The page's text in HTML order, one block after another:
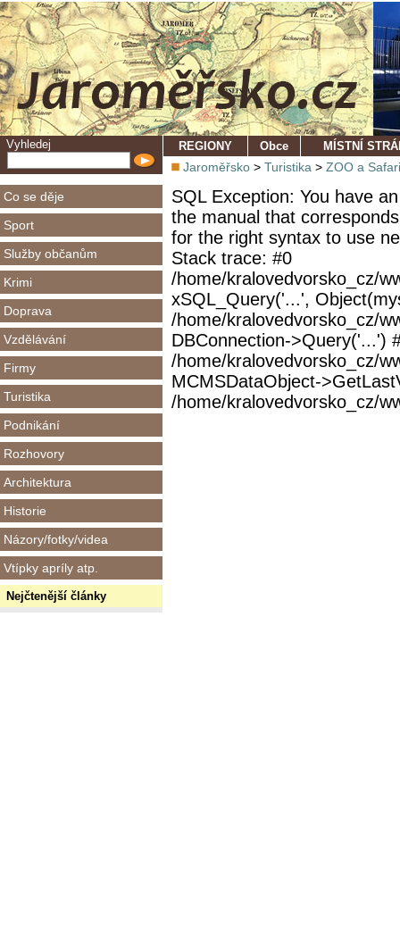
Vyhledej
Co se děje
Sport
Služby občanům
Krimi
Doprava
Vzdělávání
Firmy
Turistika
Podnikání
Rozhovory
Architektura
Historie
Názory/fotky/videa
Vtípky apríly atp.
Nejčtenější články
REGIONY Obce MÍSTNÍ
Jaroměřsko > Turistika > ZOO a Safari
SQL Exception: You have
the manual that
for the right syntax to use
Stack trace: #0
/home/kralovedvorsko_cz/
xSQL_Query('...',
/home/kralovedvorsko_cz/
DBConnection->Query('...')
/home/kralovedvorsko_cz/
MCMSDataObject-
/home/kralovedvorsko_cz/